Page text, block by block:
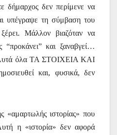
δήμαρχος δεν περίμενε να
υπέγραψε τη σύμβαση του
Μάλλον βιαζόταν να
“προκάνει” και ξαναβγεί…
όλα ΤΑ ΣΤΟΙΧΕΙΑ ΚΑΙ
και, φυσικά, δεν
«αμαρτωλής ιστορίας» που
η «ιστορία» δεν αφορά